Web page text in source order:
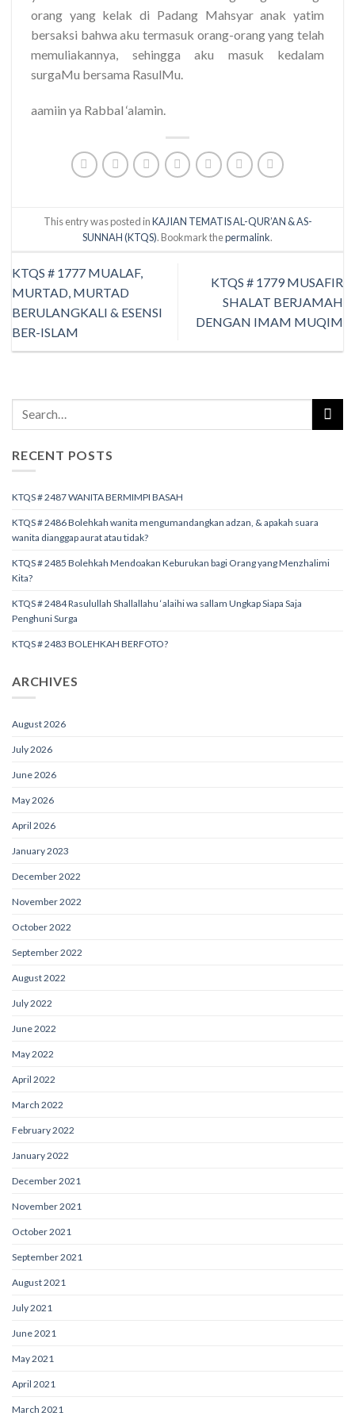
orang yang kelak di Padang Mahsyar anak yatim
bersaksi bahwa aku termasuk orang-orang yang telah
memuliakannya, sehingga aku masuk kedalam
surgaMu bersama RasulMu.
aamiin ya Rabbal ‘alamin.
This entry was posted inKAJIAN TEMATIS AL-QUR’AN & AS-
SUNNAH (KTQS). Bookmark thepermalink.
KTQS # 1777 MUALAF,
MURTAD, MURTAD
BERULANGKALI & ESENSI
BER-ISLAM
KTQS # 1779 MUSAFIR
SHALAT BERJAMAH
DENGAN IMAM MUQIM
RECENT POSTS
KTQS # 2487 WANITA BERMIMPI BASAH
KTQS # 2486 Bolehkah wanita mengumandangkan adzan, & apakah suara
wanita dianggap aurat atau tidak?
KTQS # 2485 Bolehkah Mendoakan Keburukan bagi Orang yang Menzhalimi
Kita?
KTQS # 2484 Rasulullah Shallallahu ‘alaihi wa sallam Ungkap Siapa Saja
Penghuni Surga
KTQS # 2483 BOLEHKAH BERFOTO?
ARCHIVES
August 2026
July 2026
June 2026
May 2026
April 2026
January 2023
December 2022
November 2022
October 2022
September 2022
August 2022
July 2022
June 2022
May 2022
April 2022
March 2022
February 2022
January 2022
December 2021
November 2021
October 2021
September 2021
August 2021
July 2021
June 2021
May 2021
April 2021
March 2021